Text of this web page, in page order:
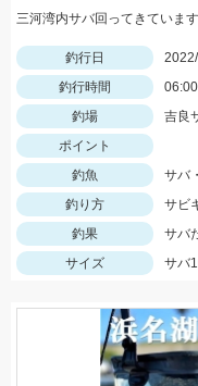
三河湾内サバ回ってきていま
釣行日
釣行時間
釣場
吉良
ポイント
釣魚
サバ
釣り方
サビ
釣果
サバ
サイズ
サバ